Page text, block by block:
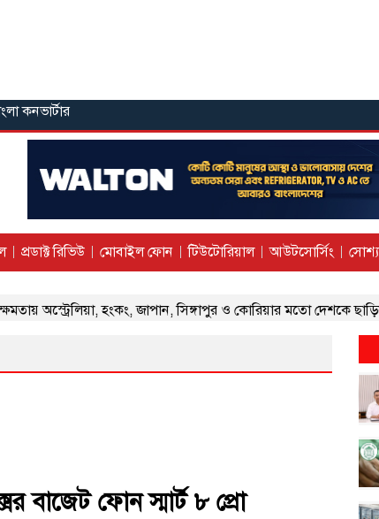
কনভার্টার
প্রডাক্ট রিভিউ মোবাইল ফোন টিউটোরিয়াল আউটসোর্সিং
হংকং, জাপান, সিঙ্গাপুর ও কোরিয়ার মতো দেশকে ছাড়িয়ে
বাজেট ফোন স্মার্ট ৮ প্রো